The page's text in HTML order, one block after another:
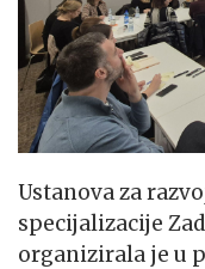
Ustanova za
specijalizacije
organizirala je u